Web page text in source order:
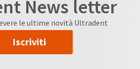
News letter
le ultime novità Ultradent
Iscriviti